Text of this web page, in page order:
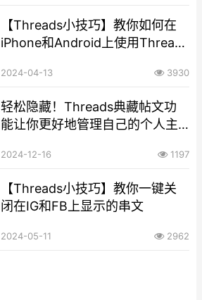
【Threads小技巧】教你如何在
iPhone和Android上使用Threads
2024-04-13 3930
轻松隐藏！Threads典藏帖文功
能让你更好地管理自己的个人主
2024-12-16 1197
【Threads小技巧】教你一键关
闭在IG和FB上显示的串文
2024-05-11 2962